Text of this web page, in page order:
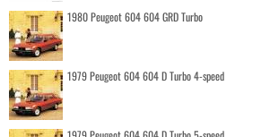
1980 Peugeot 604 604 GRD Turbo
1979 Peugeot 604 604 D Turbo 4-speed